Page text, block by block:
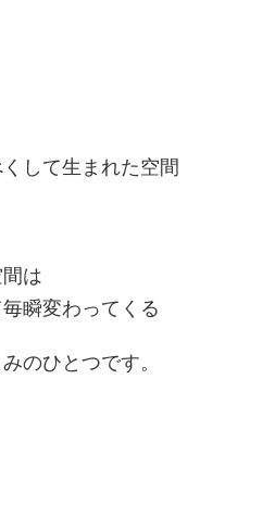
して生まれた空間
は
瞬変わってくる
のひとつです。